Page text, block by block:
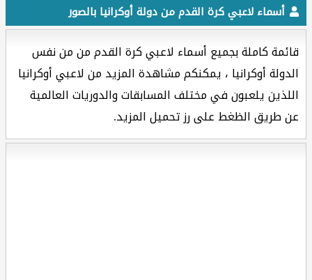
أسماء لاعبي كرة القدم من دولة أوكرانيا بالصور
قائمة كاملة بجميع أسماء لاعبي كرة القدم من من نفس
الدولة أوكرانيا ، يمكنكم مشاهدة المزيد من لاعبي أوكرانيا
اللذين يلعبون في مختلف المسابقات والدوريات العالمية
عن طريق الظغط على رز تحميل المزيد.